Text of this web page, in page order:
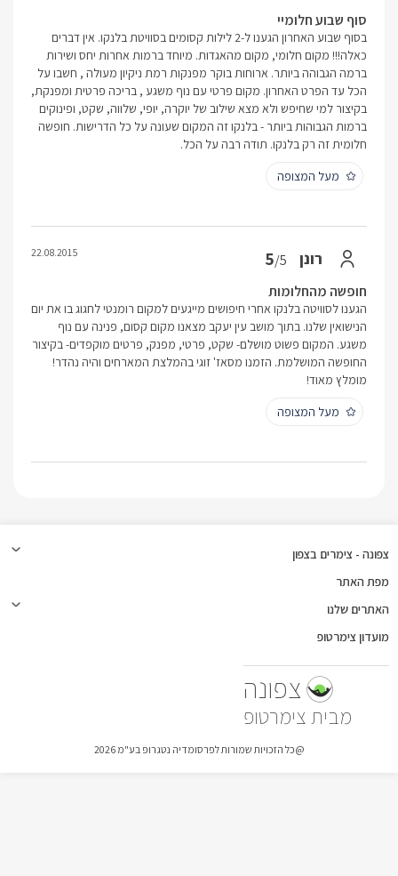
סוף שבוע חלומיי
בסוף שבוע האחרון הגענו ל-2 לילות קסומים בסוויטת בלנקו. אין דברים
כאלה!!! מקום חלומי, מקום מהאגדות. מיוחד ברמות אחרות יחס ושירות
ברמה הגבוהה ביותר. ארוחות בוקר מפנקות רמת ניקיון מעולה , חשבו על
הכל עד הפרט האחרון. מקום פרטי עם נוף משגע , בריכה פרטית ומפנקת,
בקיצור למי שחיפש ולא מצא שילוב של יוקרה, יופי, שלווה, שקט, ופינוקים
ברמות הגבוהות ביותר - בלנקו זה המקום שעונה על כל הדרישות. חופשה
חלומית זה רק בלנקו. תודה רבה על הכל.
מעל המצופה
רונן 5/5
22.08.2015
חופשה מהחלומות
הגענו לסוויטה בלנקו אחרי חיפושים מייגעים למקום רומנטי לחגוג בו את יום
הנישואין שלנו. בתוך מושב עין יעקב מצאנו מקום קסום, פנינה עם נוף
משגע. המקום פשוט מושלם- שקט, פרטי, מפנק, פרטים מוקפדים- בקיצור
החופשה המושלמת. הזמנו מסאז' זוגי בהמלצת המארחים והיה נהדר!
מומלץ מאוד!
מעל המצופה
צפונה
צימרטופ
צפונה - צימרים בצפון
מפת האתר
האתרים שלנו
מועדון צימרטופ
@כל הזכויות שמורות לפרסומדיה נטגרופ בע"מ 2026